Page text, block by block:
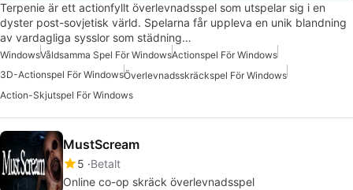
Terpenie är ett actionfyllt överlevnadsspel som utspelar sig i en
dyster post-sovjetisk värld. Spelarna får uppleva en unik blandning
av vardagliga sysslor som städning…
WindowsVåldsamma Spel För WindowsActionspel För Windows
3D-Actionspel För WindowsÖverlevnadsskräckspel För Windows
Action-Skjutspel För Windows
MustScream
5 Betalt
Online co-op skräck överlevnadsspel